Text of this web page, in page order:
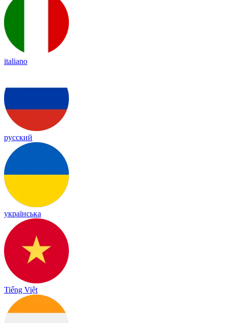
italiano
русский
українська
Tiếng Việt